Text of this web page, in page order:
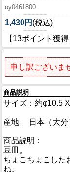
oy0461800
1,430円 (税込)
【13ポイント獲
申し訳ございま
商品説明
サイズ：約φ10.5
産地： 日本（大分
商品説明：
豆皿。
ちょこちょこした
ね。